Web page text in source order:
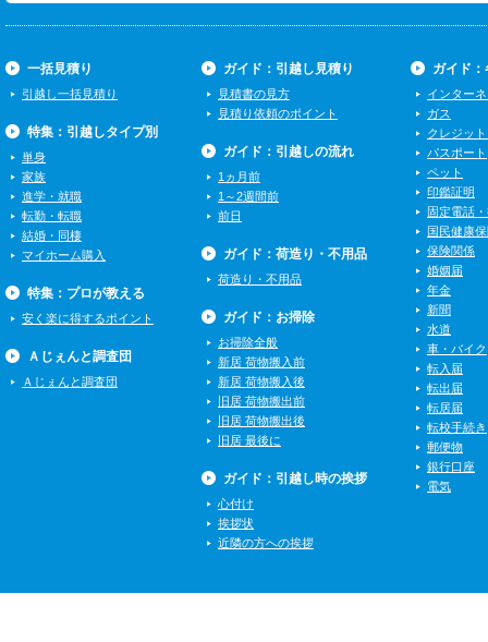
一括見積り
引越し一括見積り
特集：引越しタイプ別
単身
家族
進学・就職
転勤・転職
結婚・同棲
マイホーム購入
特集：プロが教える
安く楽に得するポイント
Ａじぇんと調査団
Ａじぇんと調査団
ガイド：引越し見積り
見積書の見方
見積り依頼のポイント
ガイド：引越しの流れ
1ヵ月前
1～2週間前
前日
ガイド：荷造り・不用品
荷造り・不用品
ガイド：お掃除
お掃除全般
新居 荷物搬入前
新居 荷物搬入後
旧居 荷物搬出前
旧居 荷物搬出後
旧居 最後に
ガイド：引越し時の挨拶
心付け
挨拶状
近隣の方への挨拶
ガイド
インター
ガス
クレジッ
パスポート
ペット
印鑑証明
固定電話
国民健康
保険関係
婚姻届
年金
新聞
水道
車・バイク
転入届
転出届
転居届
転校手続き
郵便物
銀行口座
電気